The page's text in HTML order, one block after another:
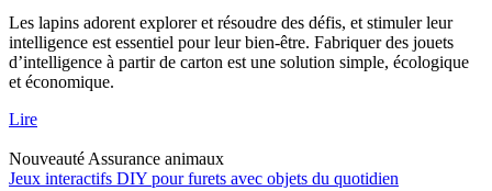
Les lapins adorent explorer et résoudre des défis, et stimuler leur
intelligence est essentiel pour leur bien-être. Fabriquer des jouets
d’intelligence à partir de carton est une solution simple, écologique
et économique.
Lire
Nouveauté Assurance animaux
Jeux interactifs DIY pour furets avec objets du quotidien